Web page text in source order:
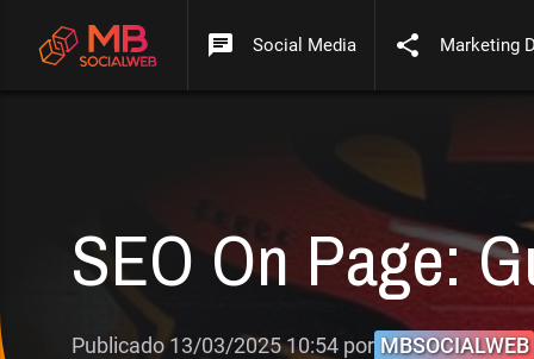
chat Social Media share Marketing
SEO On Page:
Publicado 13/03/2025 10:54 por MBSOCIALWEB